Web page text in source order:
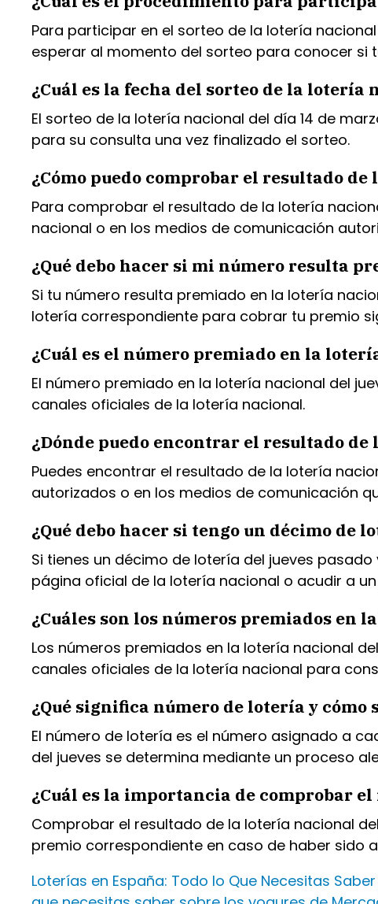
Para participar en el sorteo de la lotería
esperar al momento del sorteo para conocer si
¿Cuál es la fecha del sorteo de la lotería
El sorteo de la lotería nacional del día 14 de
para su consulta una vez finalizado el sorteo.
¿Cómo puedo comprobar el resultado
Para comprobar el resultado de la lotería
nacional o en los medios de comunicación
¿Qué debo hacer si mi número resulta
Si tu número resulta premiado en la lotería
lotería correspondiente para cobrar tu premio
¿Cuál es el número premiado en la
El número premiado en la lotería nacional del
canales oficiales de la lotería nacional.
¿Dónde puedo encontrar el resultado
Puedes encontrar el resultado de la lotería
autorizados o en los medios de comunicación
¿Qué debo hacer si tengo un décimo de
Si tienes un décimo de lotería del jueves
página oficial de la lotería nacional o acudir a
¿Cuáles son los números premiados en
Los números premiados en la lotería nacional
canales oficiales de la lotería nacional para
¿Qué significa número de lotería y
El número de lotería es el número asignado a
del jueves se determina mediante un proceso
¿Cuál es la importancia de comprobar
Comprobar el resultado de la lotería nacional
premio correspondiente en caso de haber sido
Loterías en España: Todo lo Que Necesitas